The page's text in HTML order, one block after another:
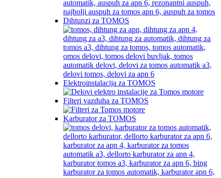
Dihtunzi za TOMOS
Elektroinstalacija za TOMOS
Filteri vazduha za TOMOS
Karburator za TOMOS